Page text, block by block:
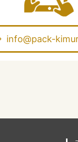
info@pack-